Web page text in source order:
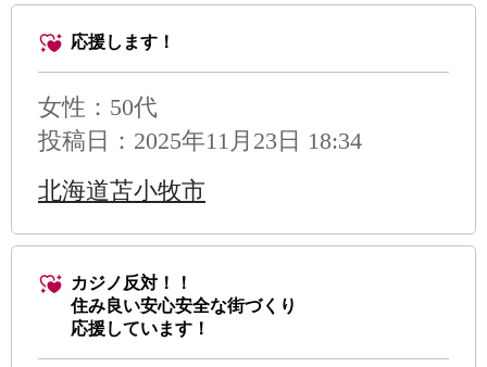
応援します！
女性：50代
投稿日：2025年11月23日 18:34
北海道苫小牧市
カジノ反対！！
住み良い安心安全な街づくり
応援しています！